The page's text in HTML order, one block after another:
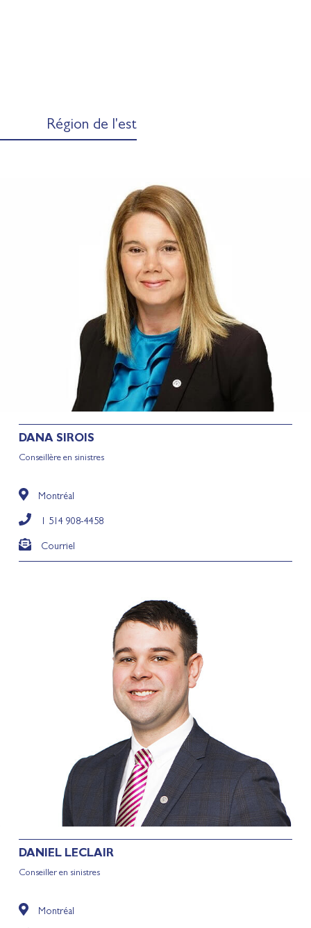
Région de l'est
DANA SIROIS
Conseillère en sinistres
Montréal
1 514 908-4458
Courriel
DANIEL LECLAIR
Conseiller en sinistres
Montréal